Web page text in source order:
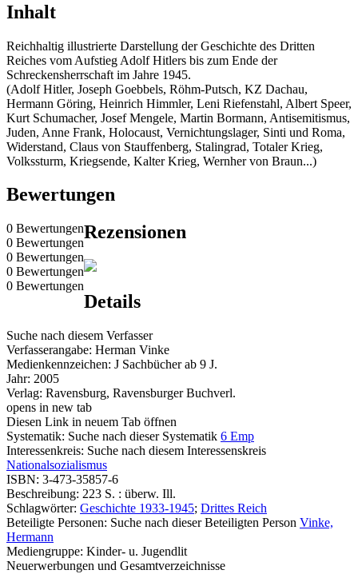
Inhalt
Reichhaltig illustrierte Darstellung der Geschichte des Dritten
Reiches vom Aufstieg Adolf Hitlers bis zum Ende der
Schreckensherrschaft im Jahre 1945.
(Adolf Hitler, Joseph Goebbels, Röhm-Putsch, KZ Dachau,
Hermann Göring, Heinrich Himmler, Leni Riefenstahl, Albert Speer,
Kurt Schumacher, Josef Mengele, Martin Bormann, Antisemitismus,
Juden, Anne Frank, Holocaust, Vernichtungslager, Sinti und Roma,
Widerstand, Claus von Stauffenberg, Stalingrad, Totaler Krieg,
Volkssturm, Kriegsende, Kalter Krieg, Wernher von Braun...)
Bewertungen
0 Bewertungen
0 Bewertungen
0 Bewertungen
0 Bewertungen
0 Bewertungen
Rezensionen
Details
Suche nach diesem Verfasser
Verfasserangabe: Herman Vinke
Medienkennzeichen: J Sachbücher ab 9 J.
Jahr: 2005
Verlag: Ravensburg, Ravensburger Buchverl.
opens in new tab
Diesen Link in neuem Tab öffnen
Systematik: Suche nach dieser Systematik 6 Emp
Interessenkreis: Suche nach diesem Interessenskreis
Nationalsozialismus
ISBN: 3-473-35857-6
Beschreibung: 223 S. : überw. Ill.
Schlagwörter: Geschichte 1933-1945; Drittes Reich
Beteiligte Personen: Suche nach dieser Beteiligten Person Vinke,
Hermann
Mediengruppe: Kinder- u. Jugendlit
Neuerwerbungen und Gesamtverzeichnisse